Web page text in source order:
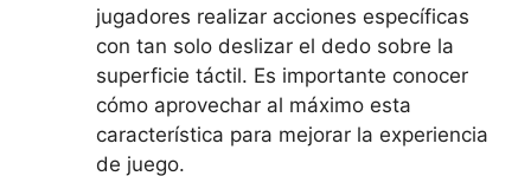
jugadores realizar acciones específicas
con tan solo deslizar el dedo sobre la
superficie táctil. Es importante conocer
cómo aprovechar al máximo esta
característica para mejorar la experiencia
de juego.